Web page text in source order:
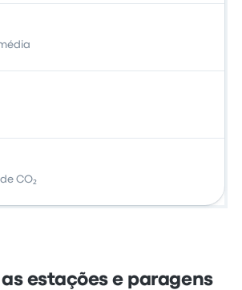
CO₂
estações e paragens